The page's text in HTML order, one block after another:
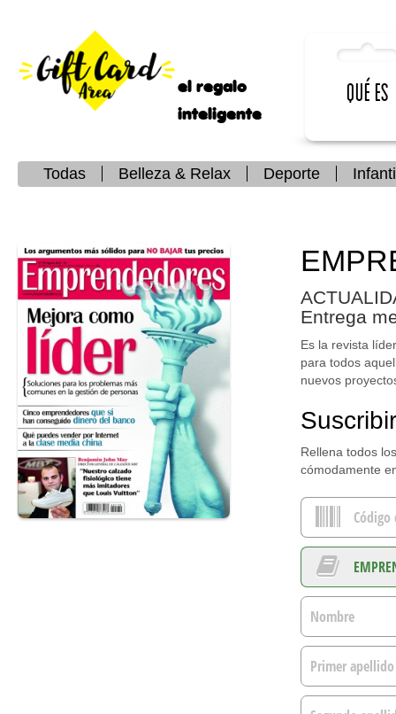
el regalo
inteligente
Qué es
Todas Belleza & Relax Deporte
Entrega
Es la revista
para todos
nuevos
Rellena todos
cómodamente